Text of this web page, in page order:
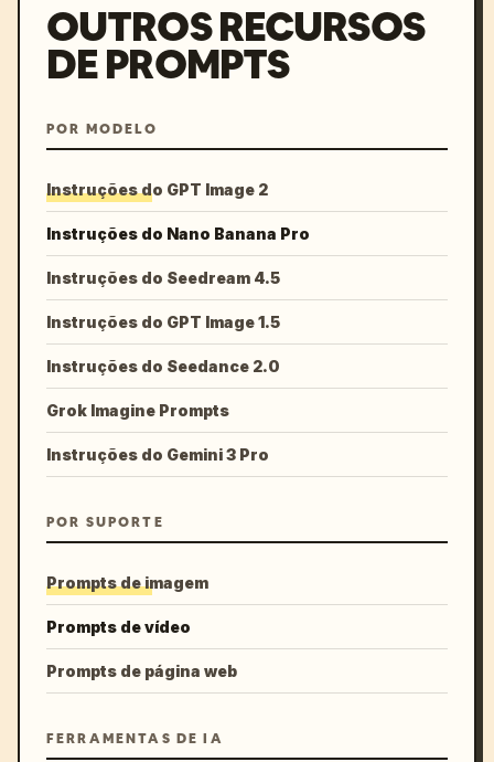
OUTROS RECURSOS
DE PROMPTS
POR MODELO
Instruções do GPT Image 2
Instruções do Nano Banana Pro
Instruções do Seedream 4.5
Instruções do GPT Image 1.5
Instruções do Seedance 2.0
Grok Imagine Prompts
Instruções do Gemini 3 Pro
POR SUPORTE
Prompts de imagem
Prompts de vídeo
Prompts de página web
FERRAMENTAS DE IA